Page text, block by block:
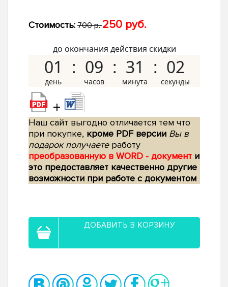
Стоимость: 700 р.250 руб.
до окончания действия скидки
01 09 31 01
+
Наш сайт выгодно отличается тем что
при покупке, кроме PDF версии Вы в
подарок получаетеработу
преобразованную в WORD - документ и
это предоставляет качественно другие
возможности при работе с документом
ДОБАВИТЬ В КОРЗИНУ